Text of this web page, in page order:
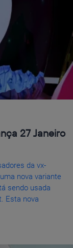
27 Janeiro
da vx-
nova variante
sendo usada
Esta nova